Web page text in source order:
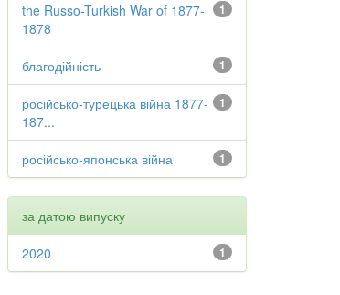
1
the Russo-Turkish War of 1877-
1878
1
благодійність
1
російсько-турецька війна 1877-
187...
1
російсько-японська війна
за датою випуску
1
2020